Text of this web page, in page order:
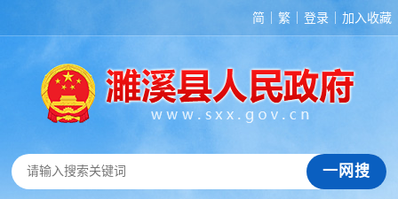
简 繁 登录 加入收藏